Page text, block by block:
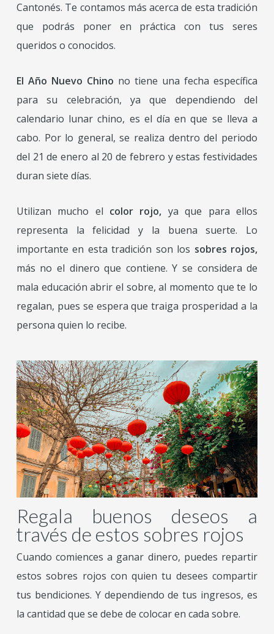
Cantonés. Te contamos más acerca de esta tradición
que podrás poner en práctica con tus seres
queridos o conocidos.
El Año Nuevo Chino no tiene una fecha específica
para su celebración, ya que dependiendo del
calendario lunar chino, es el día en que se lleva a
cabo. Por lo general, se realiza dentro del periodo
del 21 de enero al 20 de febrero y estas festividades
duran siete días.
Utilizan mucho el color rojo, ya que para ellos
representa la felicidad y la buena suerte. Lo
importante en esta tradición son los sobres rojos,
más no el dinero que contiene. Y se considera de
mala educación abrir el sobre, al momento que te lo
regalan, pues se espera que traiga prosperidad a la
persona quien lo recibe.
Regala buenos deseos a
través de estos sobres rojos
Cuando comiences a ganar dinero, puedes repartir
estos sobres rojos con quien tu desees compartir
tus bendiciones. Y dependiendo de tus ingresos, es
la cantidad que se debe de colocar en cada sobre.